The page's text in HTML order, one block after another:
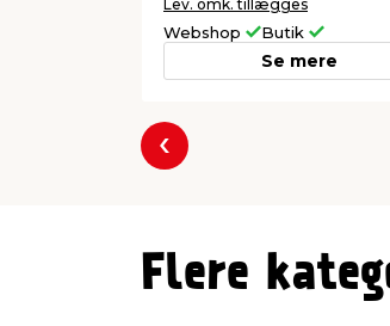
Lev. omk. tillægges
Webshop Butik
Se mere
Forrige
Flere